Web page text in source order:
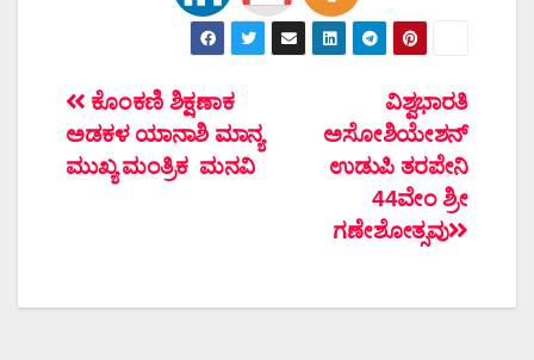
ಲೇಖನದ
ನ್ಯಾವಿಗೇಶನ್
ವಿಶ್ವಭಾರತಿ
ಅಸೋಶಿಯೇಶನ್
ಉಡುಪಿ ತರಪೇನಿ
44ವೇಂ ಶ್ರೀ
ಗಣೇಶೋತ್ಸವು
ಕೊಂಕಣಿ ಶಿಕ್ಷಣಾಕ
ಅಡಕಳ ಯಾನಾಶಿ ಮಾನ್ಯ
ಮುಖ್ಯ ಮಂತ್ರಿಕ ಮನವಿ